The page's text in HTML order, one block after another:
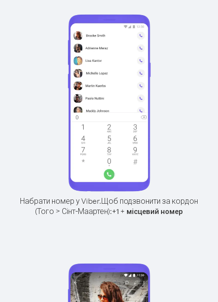
Набрати номер у Viber.Щоб подзвонити за кордон
(Того > Сінт-Маартен):+1 + місцевий номер